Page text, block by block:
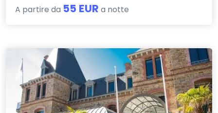
A partire da 55 EUR a notte